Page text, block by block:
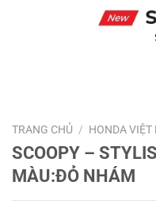
TRANG CHỦ / HONDA VIỆT
SCOOPY –
MÀU:ĐỎ NHÁM